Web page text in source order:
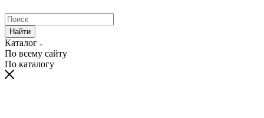
Найти
Каталог
По всему сайту
По каталогу